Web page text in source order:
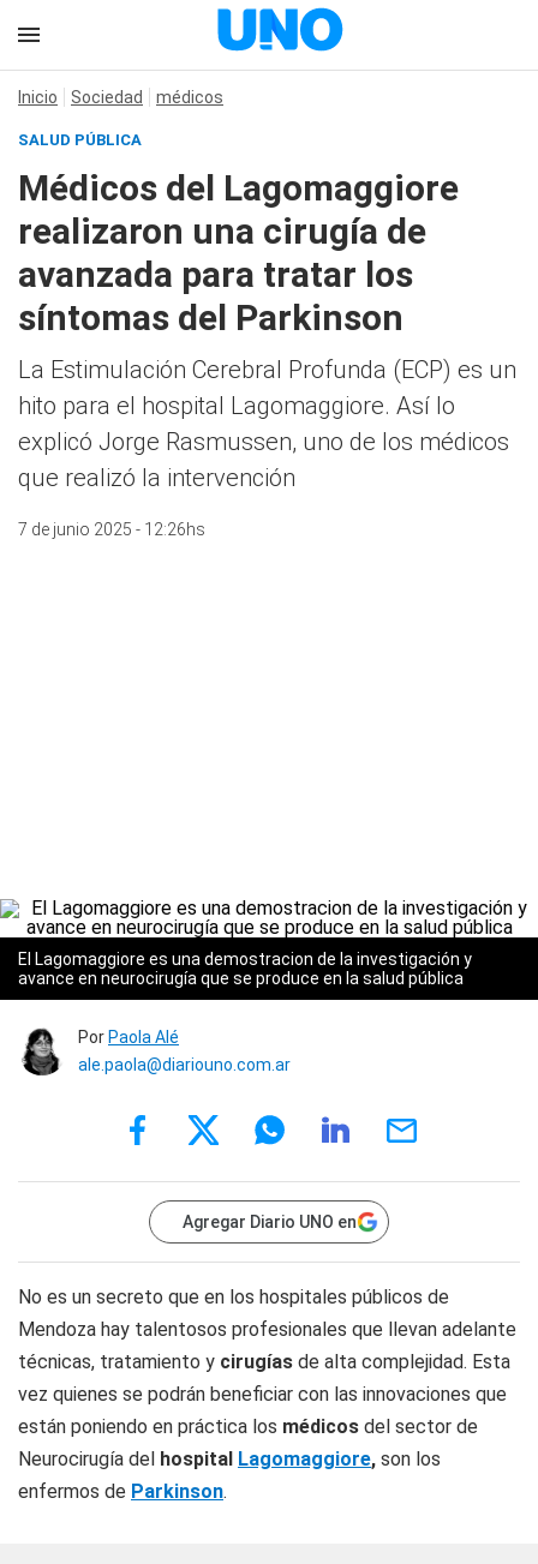
Inicio Sociedad médicos
SALUD PÚBLICA
Médicos del Lagomaggiore
realizaron una cirugía de
avanzada para tratar los
síntomas del Parkinson
La Estimulación Cerebral Profunda (ECP) es un
hito para el hospital Lagomaggiore. Así lo
explicó Jorge Rasmussen, uno de los médicos
que realizó la intervención
7 de junio 2025 - 12:26hs
El Lagomaggiore es una demostracion de la investigación y
avance en neurocirugía que se produce en la salud pública
Por Paola Alé
ale.paola@diariouno.com.ar
Agregar Diario UNO en
No es un secreto que en los hospitales públicos de
Mendoza hay talentosos profesionales que llevan adelante
técnicas, tratamiento y cirugías de alta complejidad. Esta
vez quienes se podrán beneficiar con las innovaciones que
están poniendo en práctica los médicos del sector de
Neurocirugía del hospital Lagomaggiore, son los
enfermos de Parkinson.